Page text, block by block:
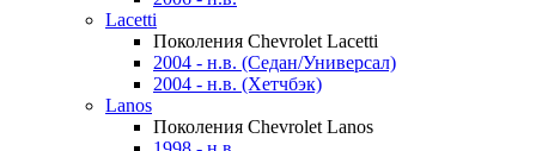
Lacetti
Поколения Chevrolet Lacetti
2004 - н.в. (Седан/Универсал)
2004 - н.в. (Хетчбэк)
Lanos
Поколения Chevrolet Lanos